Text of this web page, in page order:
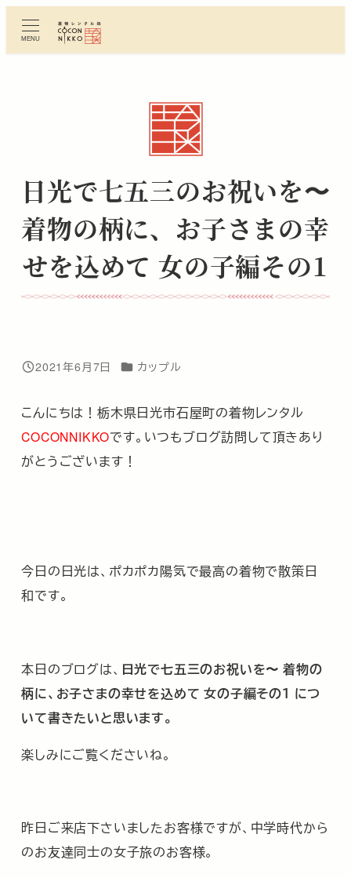
ン
MENU
日光で七五三のお祝いを〜
着物の柄に、お子さまの幸
せを込めて 女の子編その1
投稿日
2021年6月7日 カテゴリー
カップル
こんにちは！栃木県日光市石屋町の着物レンタル
COCONNIKKOです。いつもブログ訪問して頂きあり
がとうございます！
今日の日光は、ポカポカ陽気で最高の着物で散策日
和です。
本日のブログは、 日光で七五三のお祝いを〜 着物の
柄に、お子さまの幸せを込めて 女の子編その１ につ
いて書きたいと思います。
楽しみにご覧くださいね。
昨日ご来店下さいましたお客様ですが、中学時代から
のお友達同士の女子旅のお客様。